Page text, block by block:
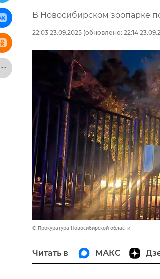
В Новосибирском зоопарке
22:03 23.09.2025 (обновлено: 22:14
© Прокуратура Новосибирской области
Читать в МАКС